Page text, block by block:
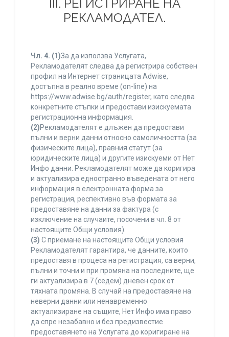
ІІІ. РЕГИСТРИРАНЕ НА
РЕКЛАМОДАТЕЛ.
Чл. 4. (1)За да използва Услугата,
Рекламодателят следва да регистрира собствен
профил на Интернет страницата Adwise,
достъпна в реално време (on-line) на
https://www.adwise.bg/auth/register, като следва
конкретните стъпки и предостави изискуемата
регистрационна информация.
(2)Рекламодателят е длъжен да предостави
пълни и верни данни относно самоличността (за
физическите лица), правния статут (за
юридическите лица) и другите изискуеми от Нет
Инфо данни. Рекламодателят може да коригира
и актуализира едностранно въведената от него
информация в електронната форма за
регистрация, респективно във формата за
предоставяне на данни за фактура (с
изключение на случаите, посочени в чл. 8 от
настоящите Общи условия).
(3) С приемане на настоящите Общи условия
Рекламодателят гарантира, че данните, които
предоставя в процеса на регистрация, са верни,
пълни и точни и при промяна на последните, ще
ги актуализира в 7 (седем) дневен срок от
тяхната промяна. В случай на предоставяне на
неверни данни или ненавременно
актуализиране на същите, Нет Инфо има право
да спре незабавно и без предизвестие
предоставянето на Услугата до коригиране на